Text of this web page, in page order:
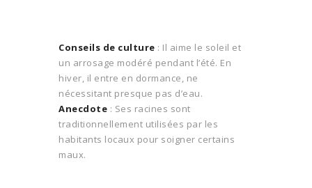
Conseils de culture : Il aime le soleil et
un arrosage modéré pendant l’été. En
hiver, il entre en dormance, ne
nécessitant presque pas d’eau.
Anecdote : Ses racines sont
traditionnellement utilisées par les
habitants locaux pour soigner certains
maux.